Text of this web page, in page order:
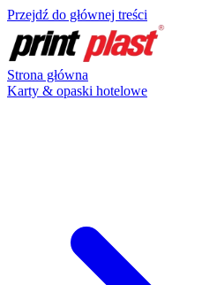
Przejdź do głównej treści
Strona główna
Karty & opaski hotelowe